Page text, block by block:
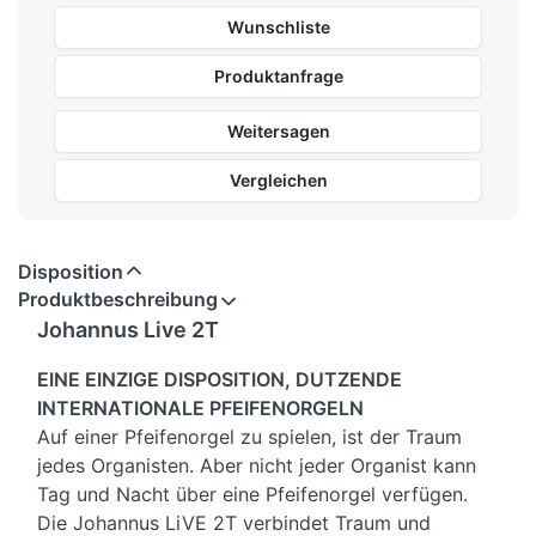
286g
Wunschliste
Produktanfrage
Weitersagen
Vergleichen
Disposition
Produktbeschreibung
Johannus Live 2T
EINE EINZIGE DISPOSITION, DUTZENDE
INTERNATIONALE PFEIFENORGELN
Auf einer Pfeifenorgel zu spielen, ist der Traum
jedes Organisten. Aber nicht jeder Organist kann
Tag und Nacht über eine Pfeifenorgel verfügen.
Die Johannus LiVE 2T verbindet Traum und